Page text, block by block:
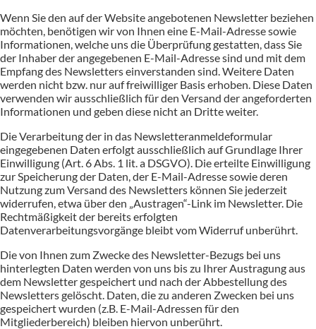
Wenn Sie den auf der Website angebotenen Newsletter beziehen
möchten, benötigen wir von Ihnen eine E-Mail-Adresse sowie
Informationen, welche uns die Überprüfung gestatten, dass Sie
der Inhaber der angegebenen E-Mail-Adresse sind und mit dem
Empfang des Newsletters einverstanden sind. Weitere Daten
werden nicht bzw. nur auf freiwilliger Basis erhoben. Diese Daten
verwenden wir ausschließlich für den Versand der angeforderten
Informationen und geben diese nicht an Dritte weiter.
Die Verarbeitung der in das Newsletteranmeldeformular
eingegebenen Daten erfolgt ausschließlich auf Grundlage Ihrer
Einwilligung (Art. 6 Abs. 1 lit. a DSGVO). Die erteilte Einwilligung
zur Speicherung der Daten, der E-Mail-Adresse sowie deren
Nutzung zum Versand des Newsletters können Sie jederzeit
widerrufen, etwa über den „Austragen“-Link im Newsletter. Die
Rechtmäßigkeit der bereits erfolgten
Datenverarbeitungsvorgänge bleibt vom Widerruf unberührt.
Die von Ihnen zum Zwecke des Newsletter-Bezugs bei uns
hinterlegten Daten werden von uns bis zu Ihrer Austragung aus
dem Newsletter gespeichert und nach der Abbestellung des
Newsletters gelöscht. Daten, die zu anderen Zwecken bei uns
gespeichert wurden (z.B. E-Mail-Adressen für den
Mitgliederbereich) bleiben hiervon unberührt.